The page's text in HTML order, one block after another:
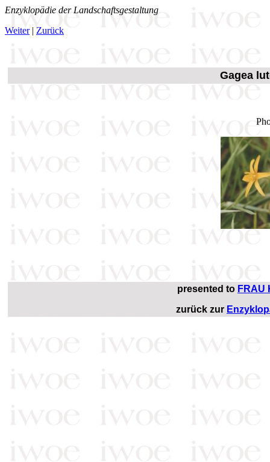
Enzyklopädie der Landschaftsgestaltung
Weiter| Zurück
Gagea
presented to FRAU
zurück zur